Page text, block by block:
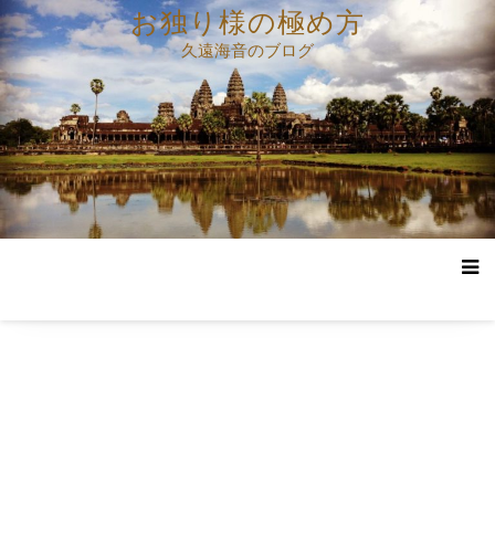
コ
ン
テ
ン
ツ
へ
ス
キ
ッ
お独り様の極め方
久遠海音のブログ